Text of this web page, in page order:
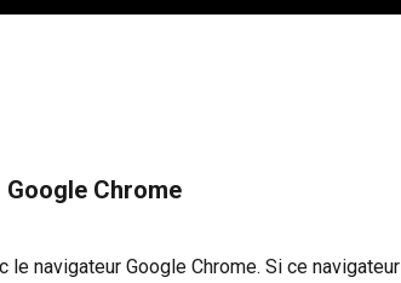
Chrome
navigateur Google Chrome. Si ce navigateur